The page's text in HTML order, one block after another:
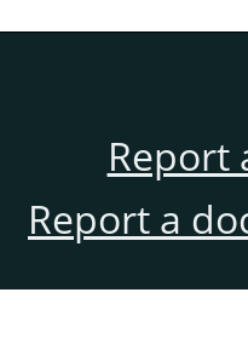
Report
Report a